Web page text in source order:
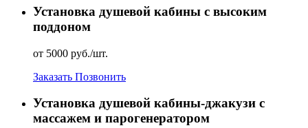
Установка душевой кабины с высоким
поддоном
от 5000 руб./шт.
Заказать Позвонить
Установка душевой кабины-джакузи с
массажем и парогенератором